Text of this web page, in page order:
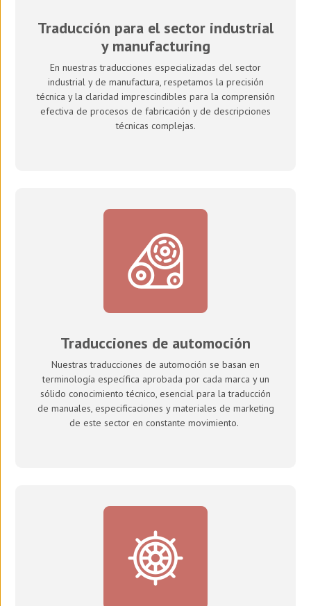
Traducción para el sector industrial
y manufacturing
En nuestras traducciones especializadas del sector
industrial y de manufactura, respetamos la precisión
técnica y la claridad imprescindibles para la comprensión
efectiva de procesos de fabricación y de descripciones
técnicas complejas.
Traducciones de automoción
Nuestras traducciones de automoción se basan en
terminología específica aprobada por cada marca y un
sólido conocimiento técnico, esencial para la traducción
de manuales, especificaciones y materiales de marketing
de este sector en constante movimiento.